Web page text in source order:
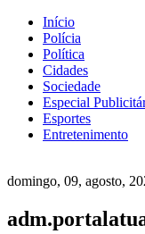
Início
Polícia
Política
Cidades
Sociedade
Especial
Esportes
Entretenimento
domingo, 09, agosto,